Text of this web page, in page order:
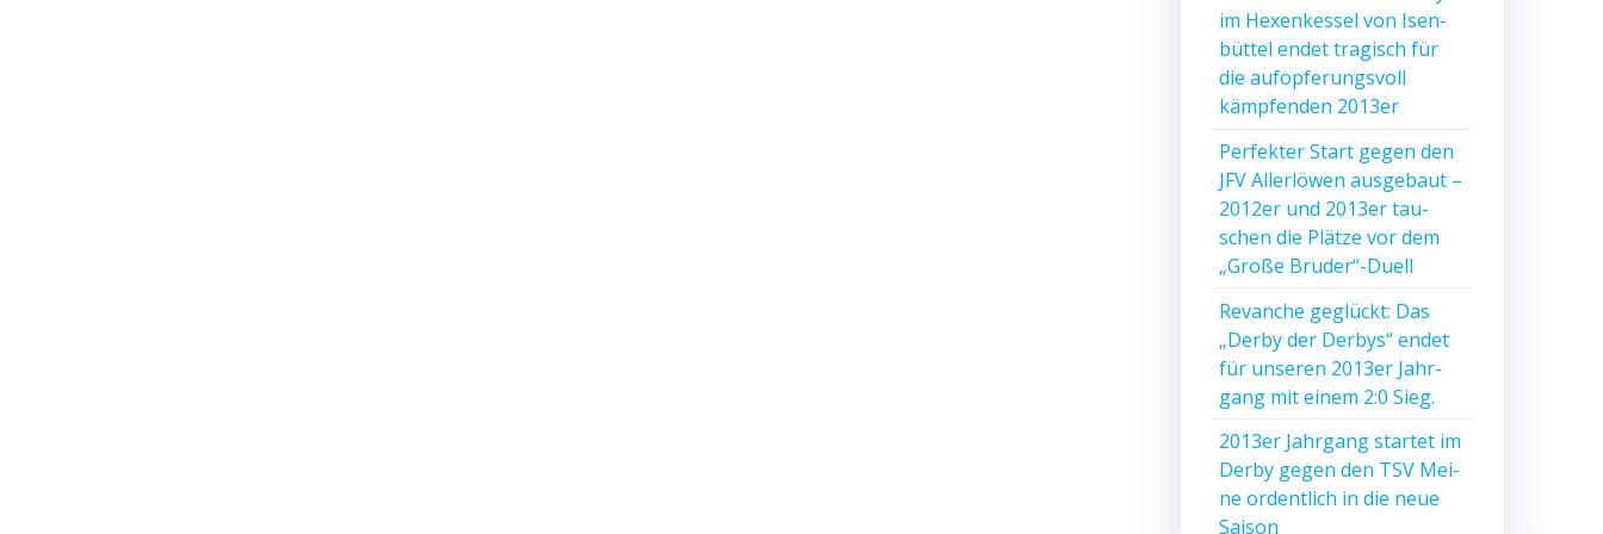
im Hexen­kes­sel von Isen­
büt­tel endet tra­gisch für
die auf­op­fe­rungs­voll
kämp­fen­den 2013er
Per­fek­ter Start gegen den
JFV Aller­lö­wen aus­ge­baut –
2012er und 2013er tau­
schen die Plät­ze vor dem
„Gro­ße Bruder“-Duell
Revan­che geglückt: Das
„Der­by der Der­bys“ endet
für unse­ren 2013er Jahr­
gang mit einem 2:0 Sieg.
2013er Jahr­gang star­tet im
Der­by gegen den TSV Mei­
ne ordent­lich in die neue
Saison